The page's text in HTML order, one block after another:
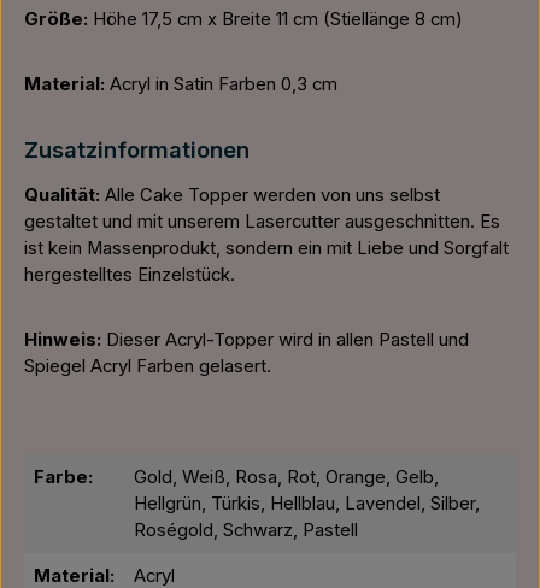
Größe: Höhe 17,5 cm x Breite 11 cm (Stiellänge 8 cm)
Material: Acryl in Satin Farben 0,3 cm
Zusatzinformationen
Qualität: Alle Cake Topper werden von uns selbst
gestaltet und mit unserem Lasercutter ausgeschnitten. Es
ist kein Massenprodukt, sondern ein mit Liebe und Sorgfalt
hergestelltes Einzelstück.
Hinweis: Dieser Acryl-Topper wird in allen Pastell und
Spiegel Acryl Farben gelasert.
Farbe:
Gold, Weiß, Rosa, Rot, Orange, Gelb,
Hellgrün, Türkis, Hellblau, Lavendel, Silber,
Roségold, Schwarz, Pastell
Material: Acryl